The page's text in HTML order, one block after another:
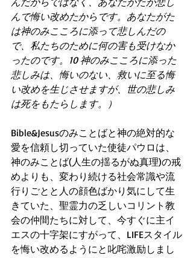
んで悔い改めたからです。あなたがた
は神のみこころに添って悲しんだの
で、私たちのために何の害も受けなか
ったのです。10 神のみこころに添った
悲しみは、悔いのない、救いに至る悔
い改めを生じさせますが、世の悲しみ
は死をもたらします。）
Bible&Jesusのみことばと神の絶対的な
愛を信頼し切っていた使徒パウロは、
神のみことば(人生の揺るがぬ真理)の戒
めよりも、変わり続ける社会常識や流
行りごとと人の顔色ばかり気にして生
きていた、聖霊力の乏しいコリント教
会の仲間たちに対して、今すぐに主イ
エスの十字架にすがって、LIFEスタイル
を悔い改めるようにと叱咤激励しまし